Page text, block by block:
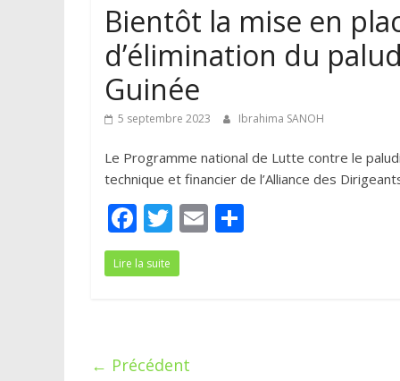
Bientôt la mise en
d’élimination du
Guinée
5 septembre 2023 Ibrahima SANOH
Le Programme national de Lutte contre le
technique et financier de l’Alliance des
F
ac
e
o
T
w
itt
E
Lire la suite
← Précédent